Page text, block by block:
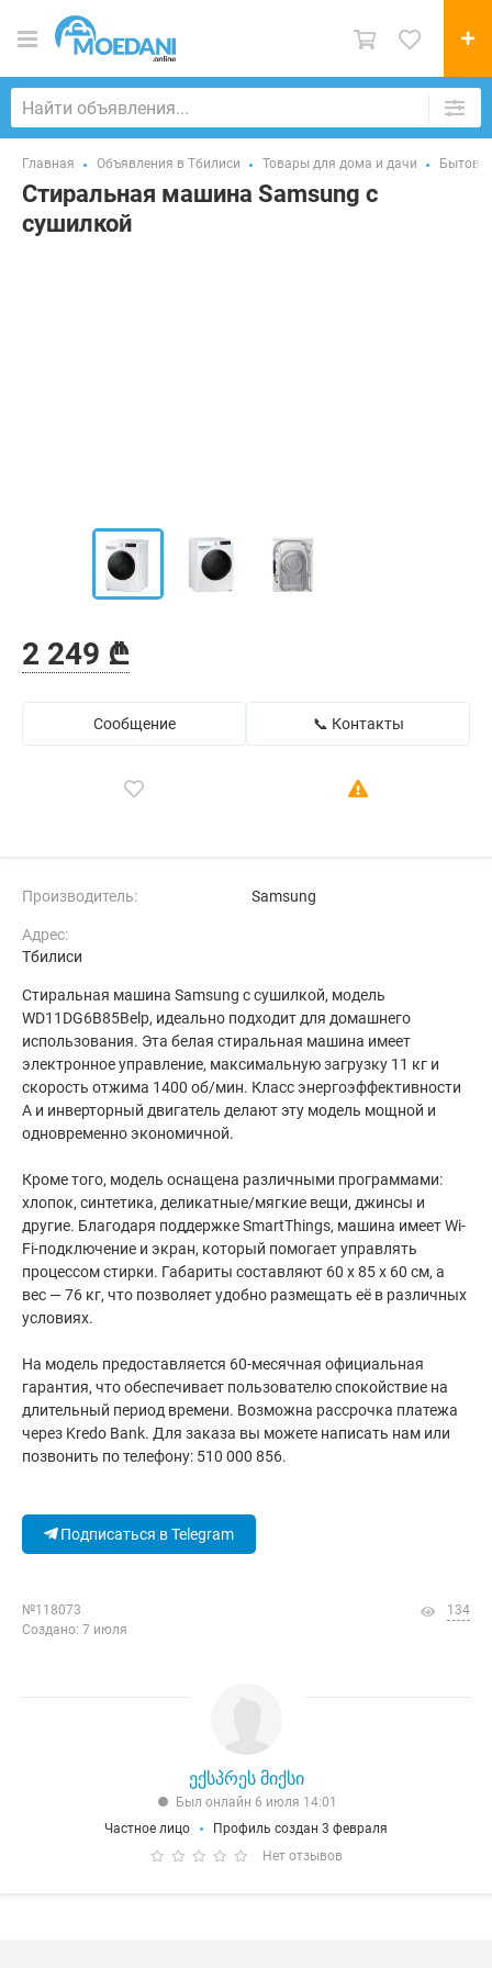
Главная Объявления в Тбилиси Товары для дома и дачи
Стиральная машина Samsung с
сушилкой
2 249 ₾
Сообщение 📞 Контакты
Производитель: Samsung
Адрес:
Тбилиси
Стиральная машина Samsung с сушилкой, модель
WD11DG6B85Belp, идеально подходит для домашнего
использования. Эта белая стиральная машина имеет
электронное управление, максимальную загрузку 11 кг и
скорость отжима 1400 об/мин. Класс энергоэффективности
A и инверторный двигатель делают эту модель мощной и
одновременно экономичной.
Кроме того, модель оснащена различными программами:
хлопок, синтетика, деликатные/мягкие вещи, джинсы и
другие. Благодаря поддержке SmartThings, машина имеет Wi-
Fi-подключение и экран, который помогает управлять
процессом стирки. Габариты составляют 60 x 85 x 60 см, а
вес — 76 кг, что позволяет удобно размещать её в различных
условиях.
На модель предоставляется 60-месячная официальная
гарантия, что обеспечивает пользователю спокойствие на
длительный период времени. Возможна рассрочка платежа
через Kredo Bank. Для заказа вы можете написать нам или
позвонить по телефону: 510 000 856.
Подписаться в Telegram
№118073
Создано: 7 июля
134
ექსპრეს მიქსი
Был онлайн 6 июля 14:01
Частное лицо
Профиль создан 3 февраля
Нет отзывов